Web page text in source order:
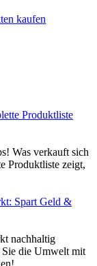
kaufen
Produktliste
Was verkauft sich
Produktliste zeigt,
Spart Geld &
nachhaltig
Sie die Umwelt mit